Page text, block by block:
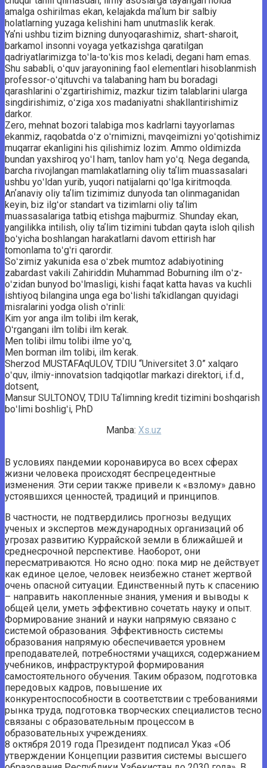
amalga oshirilmas ekan, kelajakda maʼlum bir salbiy
holatlarning yuzaga kelishini ham unutmaslik kerak.
Yaʼni ushbu tizim bizning dunyoqarashimiz, shart-sharoit,
barkamol insonni voyaga yetkazishga qaratilgan
qadriyatlarimizga toʻla-toʻkis mos keladi, degani ham emas.
Shu sababli, oʻquv jarayonining faol ­elementlari hisoblanmish
professor-oʻqituvchi va talabaning ham bu boradagi
qarashlarini oʻzgartirishimiz, mazkur tizim talablarini ularga
singdirishimiz, oʻziga xos madaniyatni shakllantirishimiz
darkor.
Zero, mehnat bozori talabiga mos kadr­larni tayyorlamas
ekanmiz, raqobatda oʻz oʻrnimizni, mavqeimizni yoʻqotishimiz
muqarrar ekanligini his qilishimiz lozim. Ammo oldimizda
bundan yaxshiroq yoʻl ham, tanlov ham yoʻq. Nega deganda,
barcha rivojlangan mamlakatlarning oliy taʼlim muassasalari
ushbu yoʻldan yurib, yuqori natijalarni qoʻlga kiritmoqda.
Anʼanaviy oliy taʼlim tizimimiz ­dunyoda tan olinmaganidan
keyin, biz ilgʻor standart va tizimlarni oliy taʼlim
muassasalariga tatbiq etishga majburmiz. Shunday ekan,
yangilikka intilish, oliy taʼlim tizimini tubdan qayta isloh qilish
boʻyicha boshlangan harakatlarni davom ­ettirish har
tomonlama toʻgʻri qarordir.
Soʻzimiz yakunida esa oʻzbek mumtoz adabiyotining
zabardast vakili Zahiriddin Muhammad Boburning ilm oʻz-
oʻzidan ­bunyod boʻlmasligi, kishi faqat katta havas va kuchli
ishtiyoq bilangina unga ega boʻlishi taʼkidlangan quyidagi
misralarini yodga olish oʻrinli:
Kim yor anga ilm tolibi ilm kerak,
Oʻrgangani ilm tolibi ilm kerak.
Men tolibi ilmu tolibi ilme yoʻq,
Men borman ilm tolibi, ilm kerak.
Sherzod MUSTAFAqULOV, TDIU “Universitet 3.0” xalqaro
oʻquv, ilmiy-innovatsion tadqiqotlar markazi direktori, i.f.d.,
dotsent,
Mansur SULTONOV, TDIU Taʼlimning kredit tizimini boshqarish
boʻlimi boshligʻi, PhD
Manba: Xs.uz
В условиях пандемии коронавируса во всех сферах
жизни человека происходят беспрецедентные
изменения. Эти серии также привели к «взлому» давно
устоявшихся ценностей, традиций и принципов.
В частности, не подтвердились прогнозы ведущих
ученых и экспертов международных организаций об
угрозах развитию Куррайской земли в ближайшей и
среднесрочной перспективе. Наоборот, они
пересматриваются. Но ясно одно: пока мир не действует
как единое целое, человек неизбежно станет жертвой
очень опасной ситуации. Единственный путь к спасению
– направить накопленные знания, умения и выводы к
общей цели, уметь эффективно сочетать науку и опыт.
Формирование знаний и науки напрямую связано с
системой образования. Эффективность системы
образования напрямую обеспечивается уровнем
преподавателей, потребностями учащихся, содержанием
учебников, инфраструктурой формирования
самостоятельного обучения. Таким образом, подготовка
передовых кадров, повышение их
конкурентоспособности в соответствии с требованиями
рынка труда, подготовка творческих специалистов тесно
связаны с образовательным процессом в
образовательных учреждениях.
8 октября 2019 года Президент подписал Указ «Об
утверждении Концепции развития системы высшего